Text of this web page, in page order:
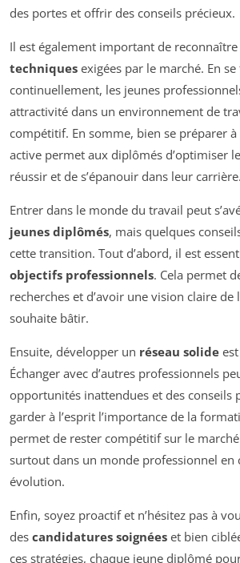
des portes et offrir des conseils précieux.
Il est également important de reconnaître
techniques exigées par le marché. En
continuellement, les jeunes
attractivité dans un environnement de
compétitif. En somme, bien se préparer à
active permet aux diplômés d’optimiser
réussir et de s’épanouir dans leur carrière.
Entrer dans le monde du travail peut
jeunes diplômés, mais quelques
cette transition. Tout d’abord, il est
objectifs professionnels. Cela permet
recherches et d’avoir une vision claire de
souhaite bâtir.
Ensuite, développer un réseau solide
Échanger avec d’autres professionnels
opportunités inattendues et des conseils
garder à l’esprit l’importance de la
permet de rester compétitif sur le marché
surtout dans un monde professionnel en
évolution.
Enfin, soyez proactif et n’hésitez pas à
des candidatures soignées et bien
ces stratégies, chaque jeune diplômé